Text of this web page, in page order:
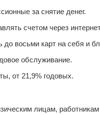
за снятие денег.
счетом через
восьми карт на себя и
обслуживание.
от 21,9% годовых.
лицам,